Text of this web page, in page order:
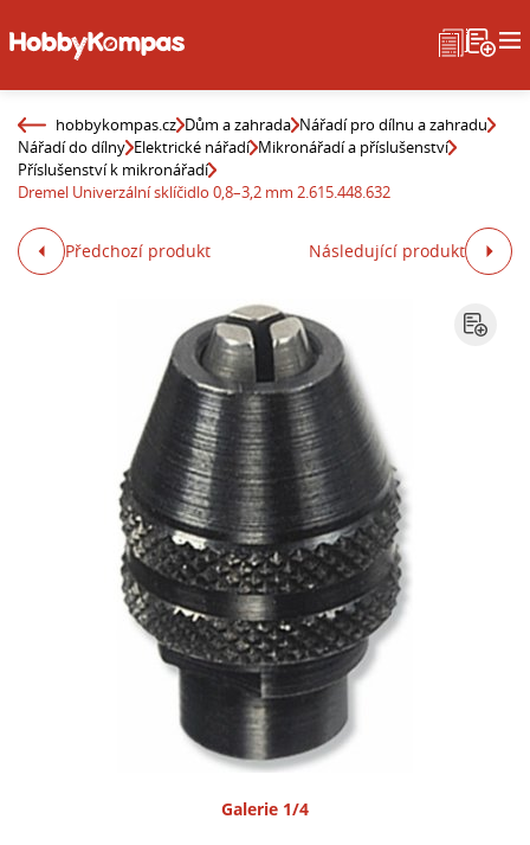
hobbykompas.cz Dům a zahrada Nářadí pro dílnu a zahradu
Nářadí do dílny Elektrické nářadí Mikronářadí a příslušenství
Příslušenství k mikronářadí
Dremel Univerzální sklíčidlo 0,8–3,2 mm 2.615.448.632
Předchozí produkt Následující produkt
Galerie 1/4